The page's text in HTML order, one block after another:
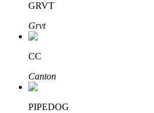
Изучите стейкинг
Узнайте о пассивном доходе
Bitrue
GRVT
Grvt
CC
Canton
PIPEDOG